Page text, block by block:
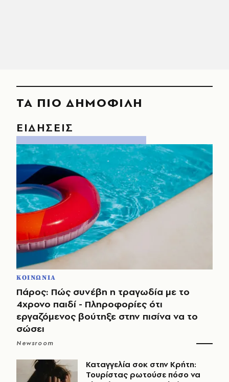
ΤΑ ΠΙΟ ΔΗΜΟΦΙΛΗ
ΕΙΔΗΣΕΙΣ
ΚΟΙΝΩΝΙΑ
Πάρος: Πώς συνέβη η τραγωδία με το
4χρονο παιδί - Πληροφορίες ότι
εργαζόμενος βούτηξε στην πισίνα να το
σώσει
Newsroom
Καταγγελία σοκ στην Κρήτη:
Τουρίστας ρωτούσε πόσο να